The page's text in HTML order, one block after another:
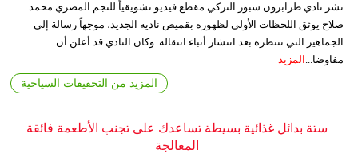
نشر نادي طرابزون سبور التركي مقطع فيديو تشويقياً للنجم المصري محمد
صلاح يوثق اللحظات الأولى لظهوره بقميص ناديه الجديد، موجهاً رسالة إلى
الجماهير التي تنتظره بعد انتشار أنباء انتقاله. وكان النادي قد أعلن أن
مفاوضا... المزيد
المزيد من التحقيقات السياحية
ستة بدائل غذائية بسيطة تساعدك على تجنب الأطعمة فائقة
المعالجة